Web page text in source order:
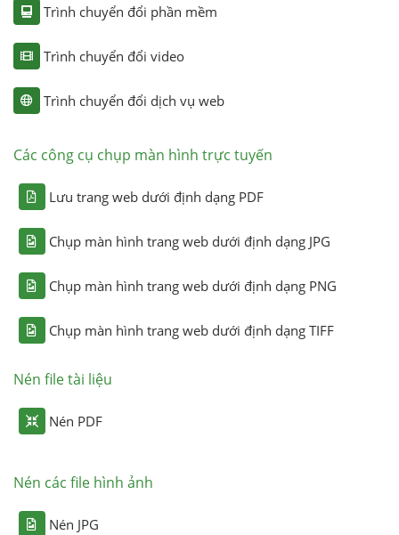
Trình chuyển đổi phần mềm
Trình chuyển đổi video
Trình chuyển đổi dịch vụ web
Các công cụ chụp màn hình trực tuyến
Lưu trang web dưới định dạng PDF
Chụp màn hình trang web dưới định dạng JPG
Chụp màn hình trang web dưới định dạng PNG
Chụp màn hình trang web dưới định dạng TIFF
Nén file tài liệu
Nén PDF
Nén các file hình ảnh
Nén JPG